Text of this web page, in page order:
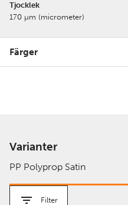
Tjocklek
170 µm (micrometer)
Färger
Varianter
PP Polyprop Satin
Filter